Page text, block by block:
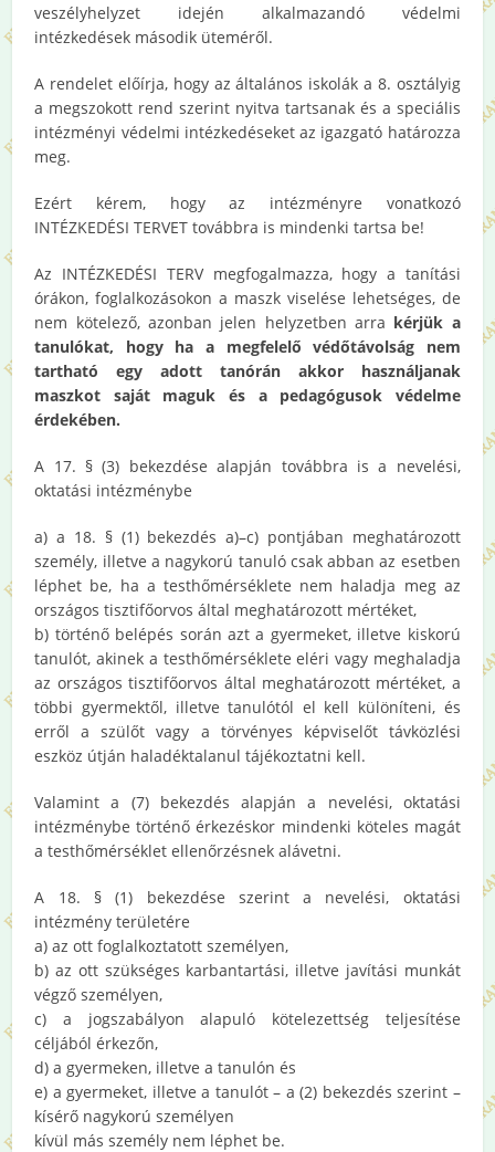
veszélyhelyzet idején alkalmazandó védelmi
intézkedések második üteméről.
A rendelet előírja, hogy az általános iskolák a 8. osztályig
a megszokott rend szerint nyitva tartsanak és a speciális
intézményi védelmi intézkedéseket az igazgató határozza
meg.
Ezért kérem, hogy az intézményre vonatkozó
INTÉZKEDÉSI TERVET továbbra is mindenki tartsa be!
Az INTÉZKEDÉSI TERV megfogalmazza, hogy a tanítási
órákon, foglalkozásokon a maszk viselése lehetséges, de
nem kötelező, azonban jelen helyzetben arra kérjük a
tanulókat, hogy ha a megfelelő védőtávolság nem
tartható egy adott tanórán akkor használjanak
maszkot saját maguk és a pedagógusok védelme
érdekében.
A 17. § (3) bekezdése alapján továbbra is a nevelési,
oktatási intézménybe
a) a 18. § (1) bekezdés a)–c) pontjában meghatározott
személy, illetve a nagykorú tanuló csak abban az esetben
léphet be, ha a testhőmérséklete nem haladja meg az
országos tisztifőorvos által meghatározott mértéket,
b) történő belépés során azt a gyermeket, illetve kiskorú
tanulót, akinek a testhőmérséklete eléri vagy meghaladja
az országos tisztifőorvos által meghatározott mértéket, a
többi gyermektől, illetve tanulótól el kell különíteni, és
erről a szülőt vagy a törvényes képviselőt távközlési
eszköz útján haladéktalanul tájékoztatni kell.
Valamint a (7) bekezdés alapján a nevelési, oktatási
intézménybe történő érkezéskor mindenki köteles magát
a testhőmérséklet ellenőrzésnek alávetni.
A 18. § (1) bekezdése szerint a nevelési, oktatási
intézmény területére
a) az ott foglalkoztatott személyen,
b) az ott szükséges karbantartási, illetve javítási munkát
végző személyen,
c) a jogszabályon alapuló kötelezettség teljesítése
céljából érkezőn,
d) a gyermeken, illetve a tanulón és
e) a gyermeket, illetve a tanulót – a (2) bekezdés szerint –
kísérő nagykorú személyen
kívül más személy nem léphet be.